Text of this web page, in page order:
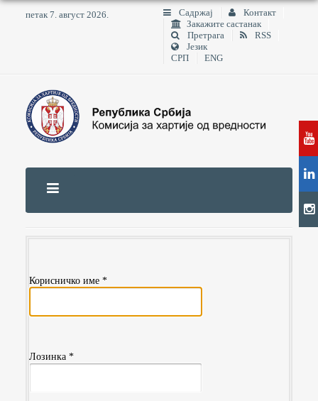
петак 7. август 2026. Садржај
Контакт
Закажите састанак
Претрага
RSS
Језик
СРП
ENG
Корисничко име *
Лозинка *